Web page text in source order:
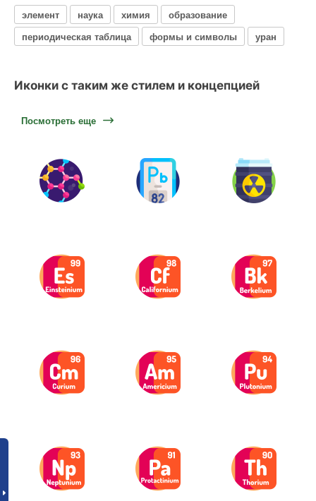
элемент наука химия
образование
периодическая таблица
формы и символы уран
Иконки с таким же стилем и концепцией
Посмотреть еще